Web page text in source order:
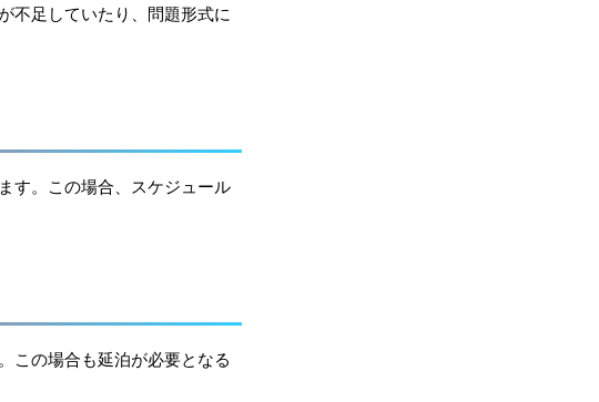
不足していたり、問題形式に
す。この場合、スケジュール
この場合も延泊が必要となる